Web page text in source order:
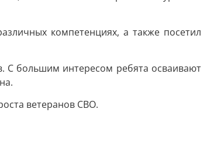
компетенциях, а также посетил
С большим интересом ребята осваивают
ветеранов СВО.